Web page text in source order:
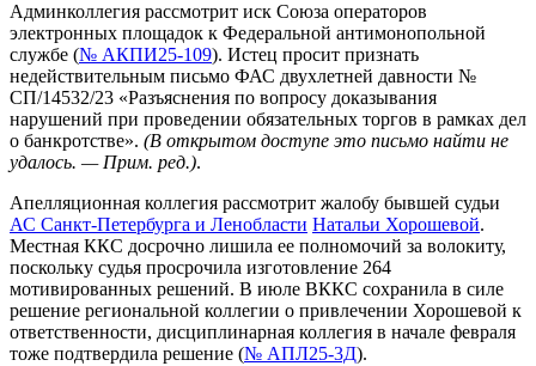
Админколлегия рассмотрит иск Союза операторов
электронных площадок к Федеральной антимонопольной
службе (№ АКПИ25-109). Истец просит признать
недействительным письмо ФАС двухлетней давности №
СП/14532/23 «Разъяснения по вопросу доказывания
нарушений при проведении обязательных торгов в рамках дел
о банкротстве». (В открытом доступе это письмо найти не
удалось. — Прим. ред.).
Апелляционная коллегия рассмотрит жалобу бывшей судьи
АС Санкт-Петербурга и Ленобласти Натальи Хорошевой.
Местная ККС досрочно лишила ее полномочий за волокиту,
поскольку судья просрочила изготовление 264
мотивированных решений. В июле ВККС сохранила в силе
решение региональной коллегии о привлечении Хорошевой к
ответственности, дисциплинарная коллегия в начале февраля
тоже подтвердила решение (№ АПЛ25-3Д).